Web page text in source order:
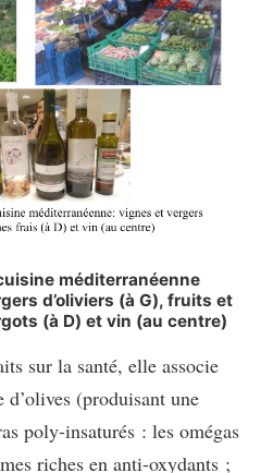
méditerranéenne
d’oliviers (à G), fruits et
(à D) et vin (au centre)
sur la santé, elle associe
(produisant une
poly-insaturés : les omégas
riches en anti-oxydants ;